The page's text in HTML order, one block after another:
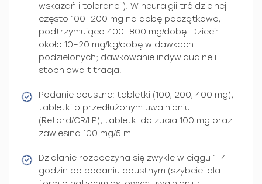
wskazań i tolerancji). W neuralgii trójdzielnej
często 100–200 mg na dobę początkowo,
podtrzymująco 400–800 mg/dobę. Dzieci:
około 10–20 mg/kg/dobę w dawkach
podzielonych; dawkowanie indywidualne i
stopniowa titracja.
Podanie doustne: tabletki (100, 200, 400 mg),
tabletki o przedłużonym uwalnianiu
(Retard/CR/LP), tabletki do żucia 100 mg oraz
zawiesina 100 mg/5 ml.
Działanie rozpoczyna się zwykle w ciągu 1–4
godzin po podaniu doustnym (szybciej dla